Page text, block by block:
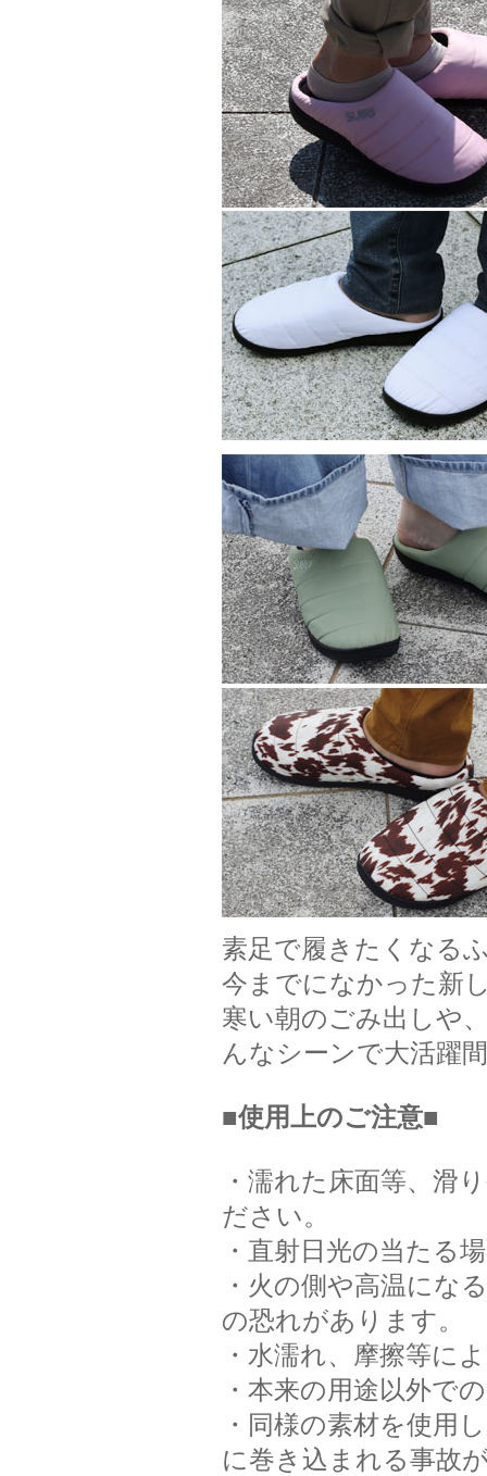
素足で履きたくなる
今までになかった新
寒い朝のごみ出しや
んなシーンで大活躍
■使用上のご注意■
・濡れた床面等、滑
ださい。
・直射日光の当たる
・火の側や高温にな
の恐れがあります。
・水濡れ、摩擦等に
・本来の用途以外で
・同様の素材を使用
に巻き込まれる事故